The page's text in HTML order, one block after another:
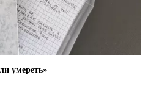
умереть»